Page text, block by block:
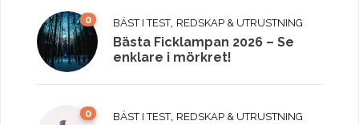
0 BÄST I TEST, REDSKAP & UTRUSTNING
Bästa Ficklampan 2026 – Se
enklare i mörkret!
0 BÄST I TEST, REDSKAP & UTRUSTNING